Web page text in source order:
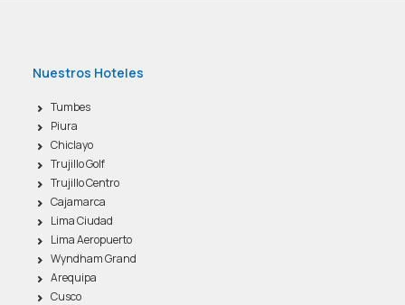
Nuestros Hoteles
Tumbes
Piura
Chiclayo
Trujillo Golf
Trujillo Centro
Cajamarca
Lima Ciudad
Lima Aeropuerto
Wyndham Grand
Arequipa
Cusco